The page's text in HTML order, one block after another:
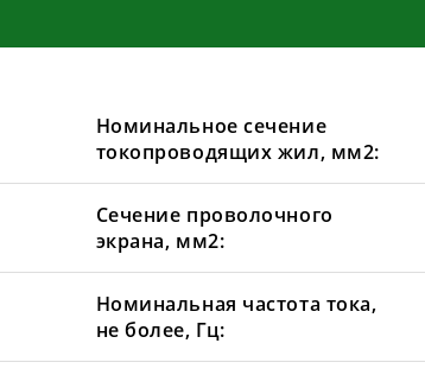
Номинальное сечение
токопроводящих жил, мм2:
Сечение проволочного
экрана, мм2:
Номинальная частота тока,
не более, Гц: